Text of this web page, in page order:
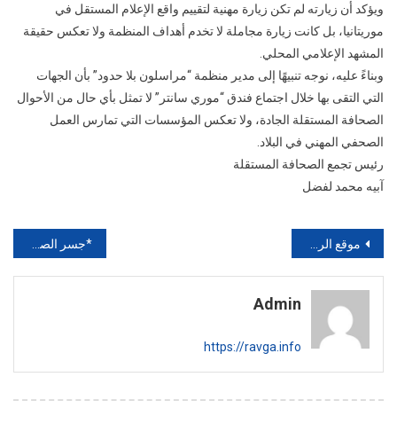
ويؤكد أن زيارته لم تكن زيارة مهنية لتقييم واقع الإعلام المستقل في
موريتانيا، بل كانت زيارة مجاملة لا تخدم أهداف المنظمة ولا تعكس حقيقة
المشهد الإعلامي المحلي.
وبناءً عليه، نوجه تنبيهًا إلى مدير منظمة “مراسلون بلا حدود” بأن الجهات
التي التقى بها خلال اجتماع فندق “موري سانتر” لا تمثل بأي حال من الأحوال
الصحافة المستقلة الجادة، ولا تعكس المؤسسات التي تمارس العمل
الصحفي المهني في البلاد.
رئيس تجمع الصحافة المستقلة
آبيه محمد لفضل
تصفّح
المقالات
موقع الرفكة / لاسم رئيس الجمهورية، والي لعصابة يقدم التعازي لأسرة فقدت والدتها بسبب حريق في مدينة كيفة
Admin
https://ravga.info